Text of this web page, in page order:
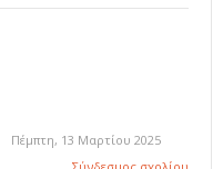
Πέμπτη, 13 Μαρτίου 2025